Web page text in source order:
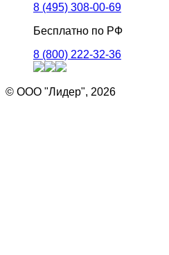
8 (495) 308-00-69
Бесплатно по РФ
8 (800) 222-32-36
© ООО "Лидер", 2026